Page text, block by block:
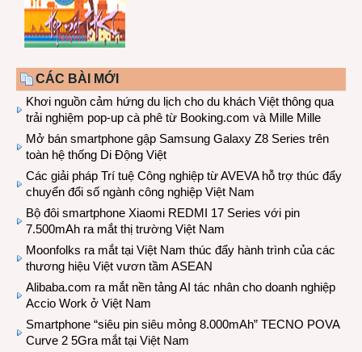
CÁC BÀI MỚI
Khơi nguồn cảm hứng du lịch cho du khách Việt thông qua
trải nghiệm pop-up cà phê từ Booking.com và Mille Mille
Mở bán smartphone gập Samsung Galaxy Z8 Series trên
toàn hệ thống Di Động Việt
Các giải pháp Trí tuệ Công nghiệp từ AVEVA hỗ trợ thúc đẩy
chuyển đổi số ngành công nghiệp Việt Nam
Bộ đôi smartphone Xiaomi REDMI 17 Series với pin
7.500mAh ra mắt thị trường Việt Nam
Moonfolks ra mắt tại Việt Nam thúc đẩy hành trình của các
thương hiệu Việt vươn tầm ASEAN
Alibaba.com ra mắt nền tảng AI tác nhân cho doanh nghiệp
Accio Work ở Việt Nam
Smartphone “siêu pin siêu mỏng 8.000mAh” TECNO POVA
Curve 2 5Gra mắt tại Việt Nam